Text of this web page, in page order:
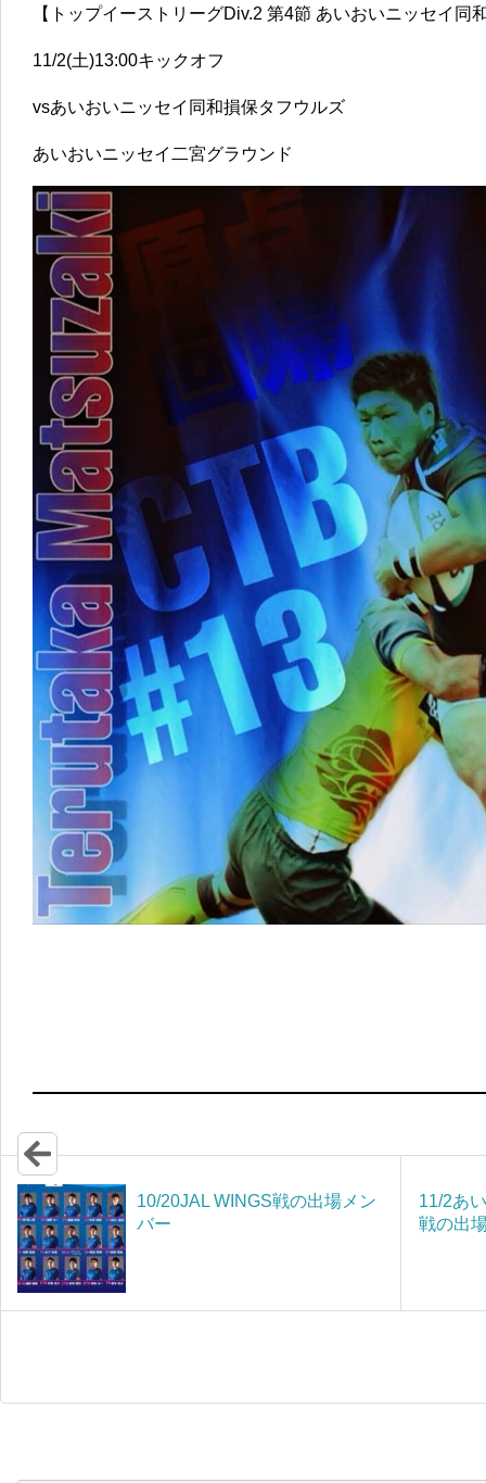
【トップイーストリーグDiv.2 第4節 あいおいニッセイ同
11/2(土)13:00キックオフ
vsあいおいニッセイ同和損保タフウルズ
あいおいニッセイ二宮グラウンド
10/20JAL WINGS戦の出場メン
バー
11/2あ
戦の出